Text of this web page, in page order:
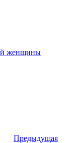
женщины
Предыдущая